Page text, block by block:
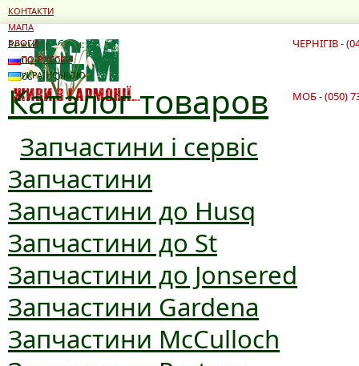
Режим роботи:
10:00 - 19:00
10:00 - 16:00
ЧЕРНІГІВ -
Каталог товаров
Запчастини і сервіс
Запчастини
Запчастини до Husq
Запчастини до St
Запчастини до Jonsered
Запчастини Gardena
Запчастини McCulloch
МОБ - (050)
КОНТАКТИ
МАПА
БЛОГИ
ПО-РУССКИ
УКРАЇНСЬКОЮ